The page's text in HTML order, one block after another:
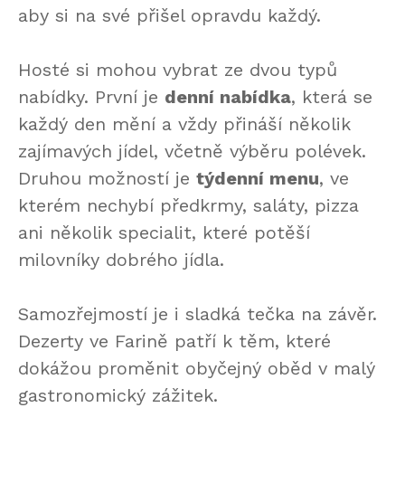
aby si na své přišel opravdu každý.
Hosté si mohou vybrat ze dvou typů
nabídky. První je denní nabídka, která se
každý den mění a vždy přináší několik
zajímavých jídel, včetně výběru polévek.
Druhou možností je týdenní menu, ve
kterém nechybí předkrmy, saláty, pizza
ani několik specialit, které potěší
milovníky dobrého jídla.
Samozřejmostí je i sladká tečka na závěr.
Dezerty ve Farině patří k těm, které
dokážou proměnit obyčejný oběd v malý
gastronomický zážitek.